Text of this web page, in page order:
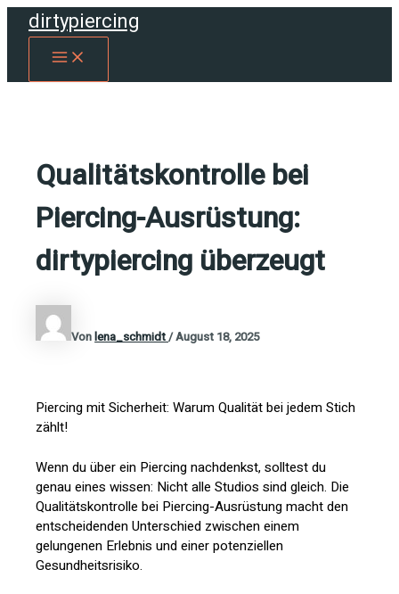
Zum
Inhalt
springen
dirtypiercing
MAIN
Qualitätskontrolle bei
Piercing-Ausrüstung:
dirtypiercing überzeugt
Vonlena_schmidt/August 18, 2025
Piercing mit Sicherheit: Warum Qualität bei jedem Stich
zählt!
Wenn du über ein Piercing nachdenkst, solltest du
genau eines wissen: Nicht alle Studios sind gleich. Die
Qualitätskontrolle bei Piercing-Ausrüstung macht den
entscheidenden Unterschied zwischen einem
gelungenen Erlebnis und einer potenziellen
Gesundheitsrisiko.